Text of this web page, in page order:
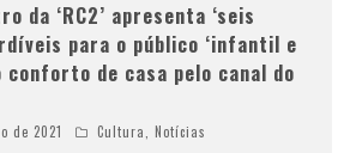
da ‘RC2’ apresenta ‘seis
para o público ‘infantil e
de casa pelo canal do
de 2021 Cultura, Notícias